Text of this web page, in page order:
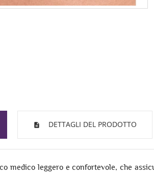
DETTAGLI DEL PRODOTTO
medico leggero e confortevole, che